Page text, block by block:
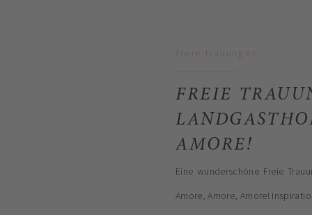
Eine wunderschöne Freie
Amore, Amore, Amore!
FREIE
AMORE!